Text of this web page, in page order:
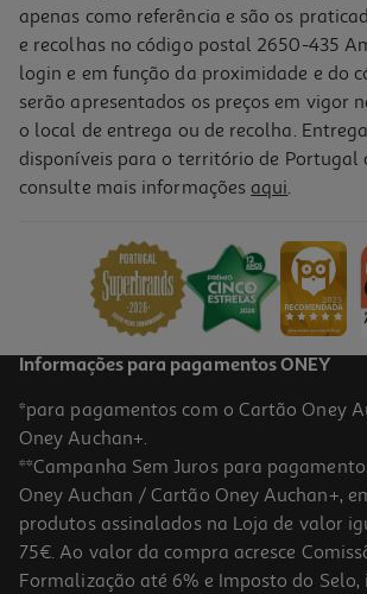
P. Ecrã Dbramante Eco-Shield Preto S26u
apenas como referência e são os
e recolhas no código postal 2650-435
login e em função da proximidade e do
serão apresentados os preços em vigor
o local de entrega ou de recolha.
disponíveis para o território de Portugal
consulte mais informações aqui.
Informações para pagamentos ONEY
*para pagamentos com o Cartão Oney
Oney Auchan+.
**Campanha Sem Juros para
Oney Auchan / Cartão Oney Auchan+,
produtos assinalados na Loja de valor
75€. Ao valor da compra acresce
Formalização até 6% e Imposto do Selo,